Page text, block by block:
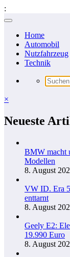
:
Zum
springenHome
Automobil
Nutzfahrzeug
Technik
×
Neueste
BMW macht
Modellen
8. August
VW ID. Era
enttarnt
8. August
Geely E2:
19.990 Euro
8. August